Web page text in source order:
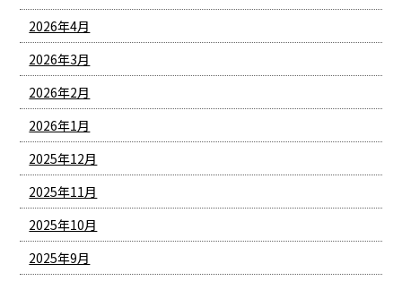
2026年4月
2026年3月
2026年2月
2026年1月
2025年12月
2025年11月
2025年10月
2025年9月